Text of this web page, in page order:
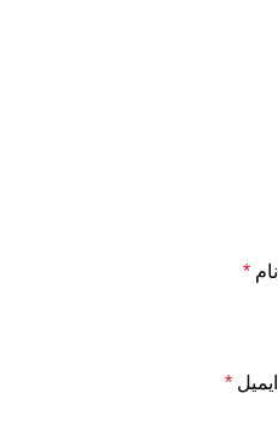
نام *
ایمیل *